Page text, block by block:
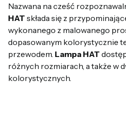
Nazwana na cześć
HAT składa się z
wykonanego z malowanego
dopasowanym kolorystycznie
przewodem. Lampa HAT
różnych rozmiarach, a także w
kolorystycznych.